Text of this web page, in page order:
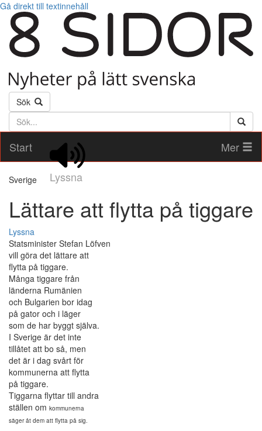
Gå direkt till textinnehåll
Sök
Söktext
Start
Lyssna
Mer
Sverige
Lättare att flytta på tiggare
Lyssna
Statsminister Stefan Löfven
vill göra det lättare att
flytta på tiggare.
Många tiggare från
länderna Rumänien
och Bulgarien bor idag
på gator och i läger
som de har byggt själva.
I Sverige är det inte
tillåtet att bo så, men
det är i dag svårt för
kommunerna att flytta
på tiggare.
Tiggarna flyttar till andra
ställen om kommunerna
säger åt dem att flytta på sig.